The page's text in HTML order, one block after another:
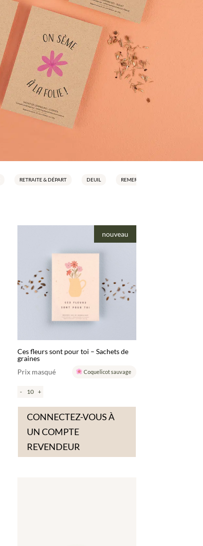
RETRAITE & DÉPART DEUIL REMERCIEMENTS
nouveau
Ces fleurs sont pour toi – Sachets de
graines
Prix masqué
Coquelicot sauvage
- +
CONNECTEZ-VOUS À
UN COMPTE
REVENDEUR